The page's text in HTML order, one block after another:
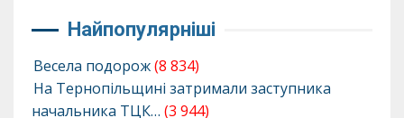
Найпопулярніші
Весела подорож(8 834)
На Тернопільщині затримали заступника
начальника ТЦК… (3 944)